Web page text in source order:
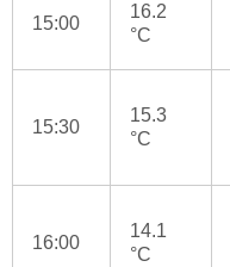
15:00
16.2
°C
15:30
15.3
°C
16:00
14.1
°C